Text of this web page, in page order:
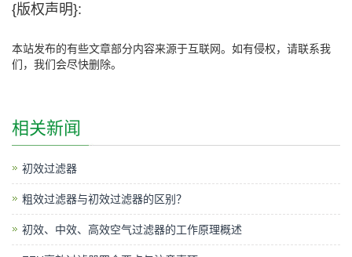
{版权声明}:
本站发布的有些文章部分内容来源于互联网。如有侵权，请联系我
们，我们会尽快删除。
相关新闻
初效过滤器
粗效过滤器与初效过滤器的区别？
初效、中效、高效空气过滤器的工作原理概述